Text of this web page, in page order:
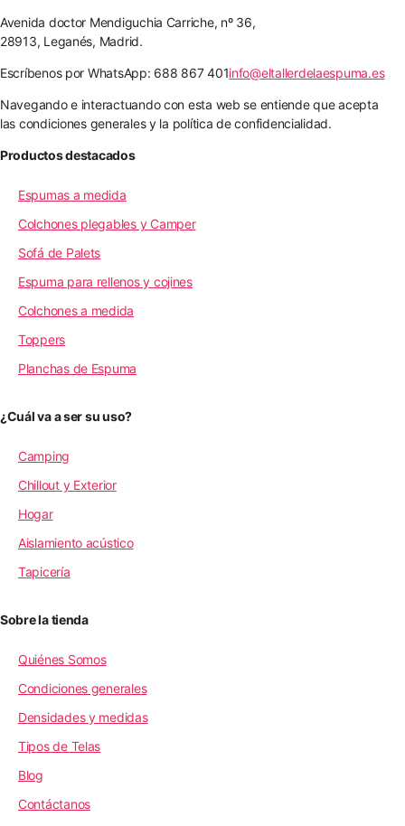
Avenida doctor Mendiguchia Carriche, nº 36,
28913, Leganés, Madrid.
Escríbenos por WhatsApp: 688 867 401info@eltallerdelaespuma.es
Navegando e interactuando con esta web se entiende que acepta
las condiciones generales y la política de confidencialidad.
Productos destacados
Espumas a medida
Colchones plegables y Camper
Sofá de Palets
Espuma para rellenos y cojines
Colchones a medida
Toppers
Planchas de Espuma
¿Cuál va a ser su uso?
Camping
Chillout y Exterior
Hogar
Aislamiento acústico
Tapicería
Sobre la tienda
Quiénes Somos
Condiciones generales
Densidades y medidas
Tipos de Telas
Blog
Contáctanos